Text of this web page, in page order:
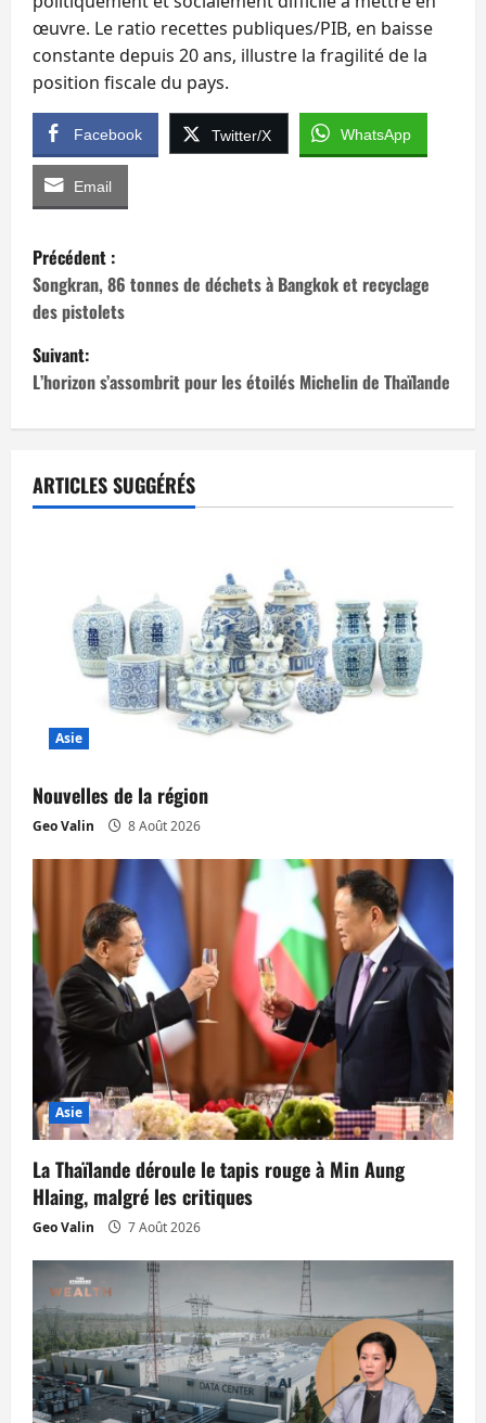
œuvre. Le ratio recettes publiques/PIB, en baisse
constante depuis 20 ans, illustre la fragilité de la
position fiscale du pays.
Facebook Twitter/X WhatsApp
Email
N
a
v
i
g
a
t
a
r
t
i
c
l
Précédent :
Songkran, 86 tonnes de déchets à Bangkok et recyclage
des pistolets
Suivant:
L’horizon s’assombrit pour les étoilés Michelin de Thaïlande
ARTICLES SUGGÉRÉS
Asie
Nouvelles de la région
Geo Valin 8 Août 2026
Asie
La Thaïlande déroule le tapis rouge à Min Aung
Hlaing, malgré les critiques
Geo Valin 7 Août 2026